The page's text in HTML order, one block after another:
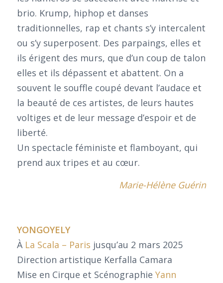
brio. Krump, hiphop et danses
traditionnelles, rap et chants s’y intercalent
ou s’y superposent. Des parpaings, elles et
ils érigent des murs, que d’un coup de talon
elles et ils dépassent et abattent. On a
souvent le souffle coupé devant l’audace et
la beauté de ces artistes, de leurs hautes
voltiges et de leur message d’espoir et de
liberté.
Un spectacle féministe et flamboyant, qui
prend aux tripes et au cœur.
Marie-Hélène Guérin
YONGOYELY
À La Scala – Paris jusqu’au 2 mars 2025
Direction artistique Kerfalla Camara
Mise en Cirque et Scénographie Yann